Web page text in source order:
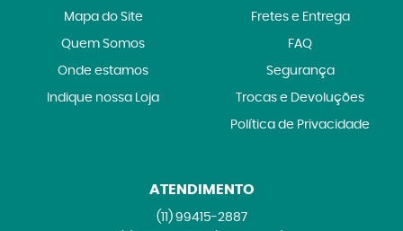
Mapa do Site
Quem Somos
Onde estamos
Indique nossa Loja
Fretes e Entrega
FAQ
Segurança
Trocas e Devoluções
Política de Privacidade
ATENDIMENTO
(11)99415-2887